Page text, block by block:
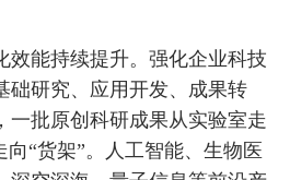
能持续提升。强化企业科技
础研究、应用开发、成果转
一批原创科研成果从实验室走
向“货架”。人工智能、生物医